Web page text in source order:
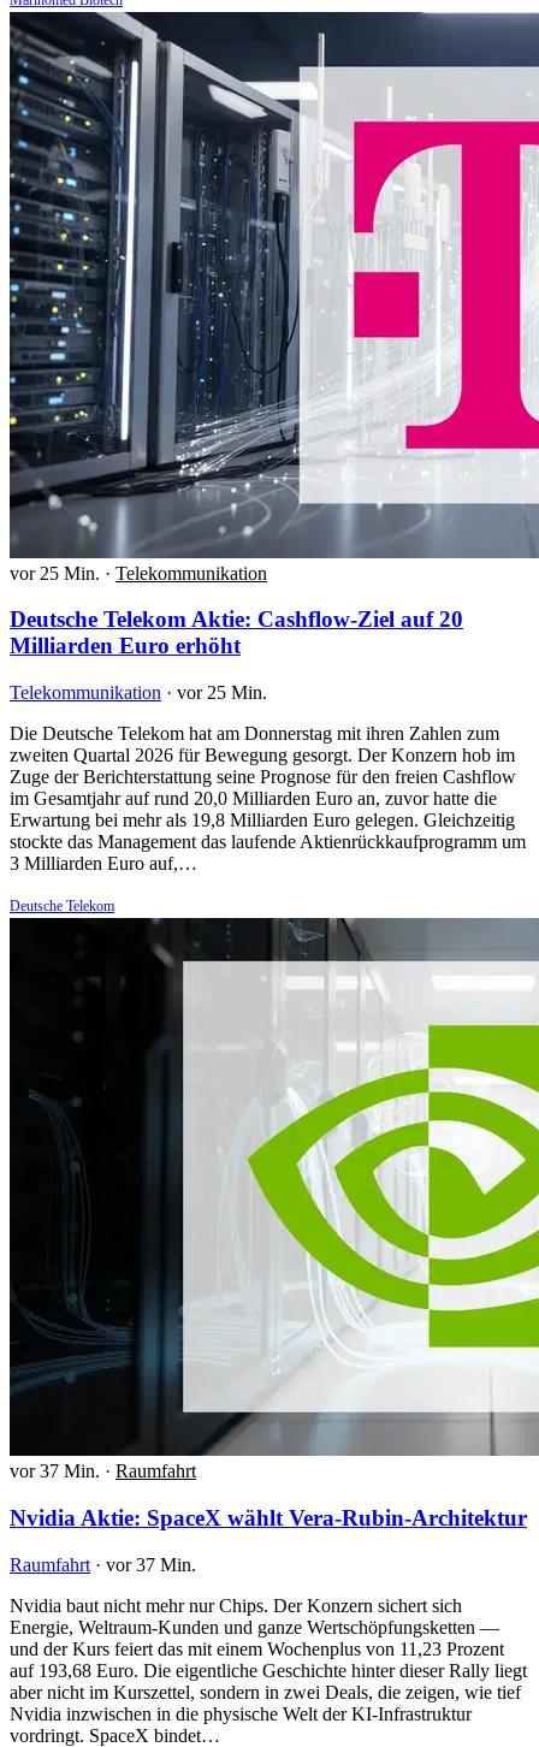
vor 25 Min. · Telekommunikation
Deutsche Telekom Aktie: Cashflow-Ziel auf 20
Milliarden Euro erhöht
Telekommunikation · vor 25 Min.
Die Deutsche Telekom hat am Donnerstag mit ihren Zahlen zum
zweiten Quartal 2026 für Bewegung gesorgt. Der Konzern hob im
Zuge der Berichterstattung seine Prognose für den freien Cashflow
im Gesamtjahr auf rund 20,0 Milliarden Euro an, zuvor hatte die
Erwartung bei mehr als 19,8 Milliarden Euro gelegen. Gleichzeitig
stockte das Management das laufende Aktienrückkaufprogramm um
3 Milliarden Euro auf,…
Deutsche Telekom
vor 37 Min. · Raumfahrt
Nvidia Aktie: SpaceX wählt Vera-Rubin-Architektur
Raumfahrt · vor 37 Min.
Nvidia baut nicht mehr nur Chips. Der Konzern sichert sich
Energie, Weltraum-Kunden und ganze Wertschöpfungsketten —
und der Kurs feiert das mit einem Wochenplus von 11,23 Prozent
auf 193,68 Euro. Die eigentliche Geschichte hinter dieser Rally liegt
aber nicht im Kurszettel, sondern in zwei Deals, die zeigen, wie tief
Nvidia inzwischen in die physische Welt der KI-Infrastruktur
vordringt. SpaceX bindet…